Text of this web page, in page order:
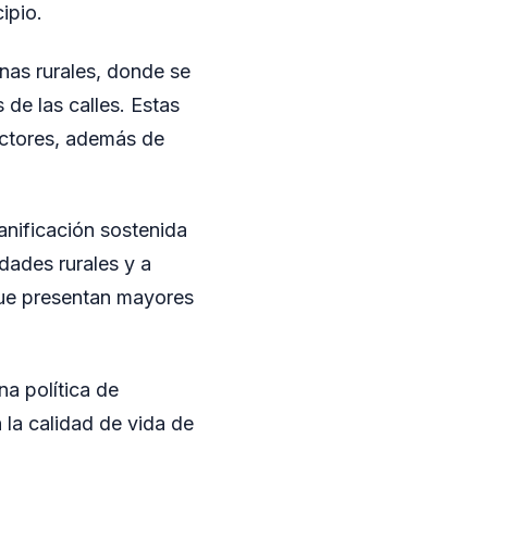
rurales, donde se
las calles. Estas
además de
sostenida
rurales y a
presentan mayores
política de
calidad de vida de